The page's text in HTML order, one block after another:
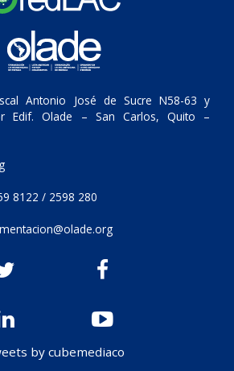
Antonio José de Sucre N58-63 y
Edif. Olade – San Carlos, Quito –
8122 / 2598 280
by cubemediaco